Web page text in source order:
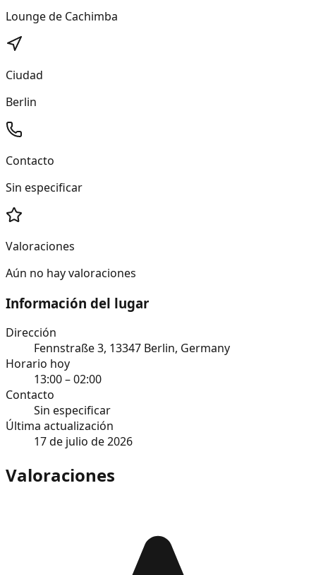
Lounge de Cachimba
Ciudad
Berlin
Contacto
Sin especificar
Valoraciones
Aún no hay valoraciones
Información del lugar
Dirección
Fennstraße 3, 13347 Berlin, Germany
Horario hoy
13:00 – 02:00
Contacto
Sin especificar
Última actualización
17 de julio de 2026
Valoraciones